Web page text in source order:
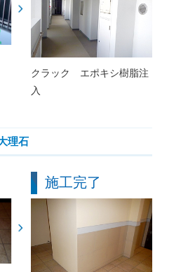
クラック エポキシ樹脂注
入
理石
施工完了